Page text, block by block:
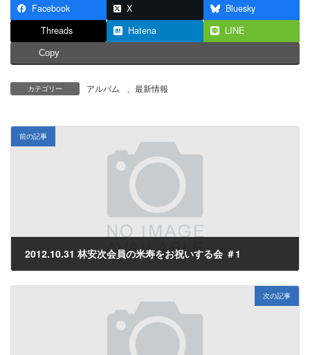
Facebook X
Bluesky
Threads
Hatena LINE
Copy
カテゴリー アルバム 最新情報
前の記事
2012.10.31 林安次会員の米寿をお祝いする会 ＃1
次の記事